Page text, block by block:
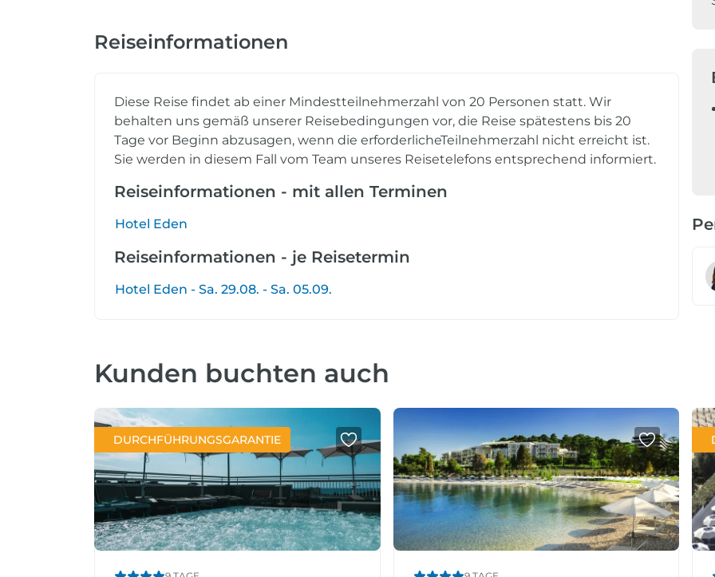
Reiseinformationen
Diese Reise findet ab einer Mindestteilnehmerzahl von 20 Personen statt. Wir
behalten uns gemäß unserer Reisebedingungen vor, die Reise spätestens bis 20
Tage vor Beginn abzusagen, wenn die erforderlicheTeilnehmerzahl nicht erreicht ist.
Sie werden in diesem Fall vom Team unseres Reisetelefons entsprechend informiert.
Reiseinformationen - mit allen Terminen
Hotel Eden
Reiseinformationen - je Reisetermin
Hotel Eden - Sa. 29.08. - Sa. 05.09.
Kunden buchten auch
DURCHFÜHRUNGSGARANTIE